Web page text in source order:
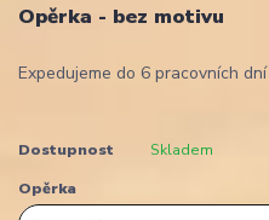
Opěrka - bez motivu
Expedujeme do 6 pracovních dní
Dostupnost Skladem
Opěrka